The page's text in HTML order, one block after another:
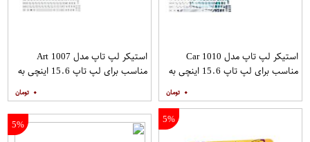
استیکر لپ تاپ مدل Car 1010
مناسب برای لپ تاپ 15.6 اینچی به
۰
استیکر لپ تاپ مدل Art 1007
مناسب برای لپ تاپ 15.6 اینچی به
۰
5%
5%